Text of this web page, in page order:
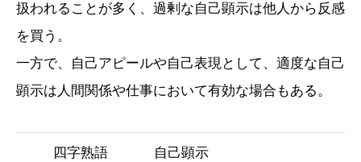
扱われることが多く、過剰な自己顕示は他人から反感
を買う。
一方で、自己アピールや自己表現として、適度な自己
顕示は人間関係や仕事において有効な場合もある。
四字熟語 自己顕示